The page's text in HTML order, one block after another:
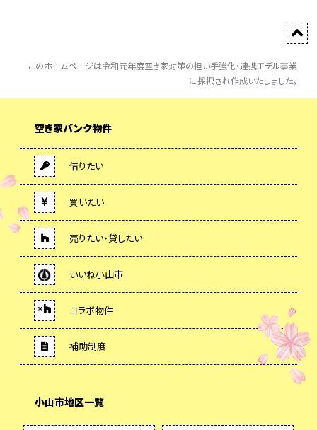
このホームページは令和元年度空き家対策の担い手強化・連携モデル事業
に採択され作成いたしました。
空き家バンク物件
借りたい
買いたい
売りたい・貸したい
いいね小山市
コラボ物件
補助制度
小山市地区一覧